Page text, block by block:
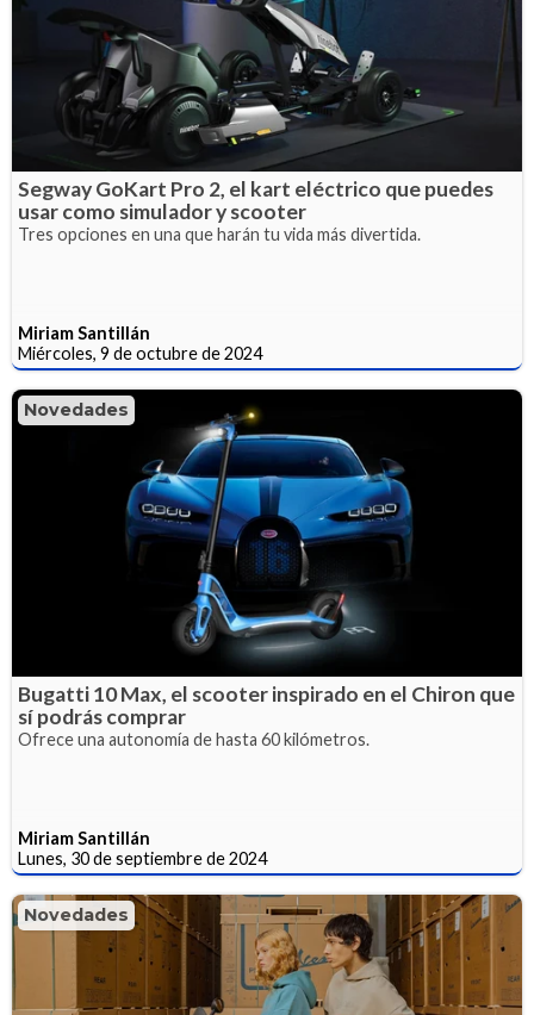
Segway GoKart Pro 2, el kart eléctrico que puedes
usar como simulador y scooter
Tres opciones en una que harán tu vida más divertida.
Miriam Santillán
Miércoles, 9 de octubre de 2024
Novedades
Bugatti 10 Max, el scooter inspirado en el Chiron que
sí podrás comprar
Ofrece una autonomía de hasta 60 kilómetros.
Miriam Santillán
Lunes, 30 de septiembre de 2024
Novedades